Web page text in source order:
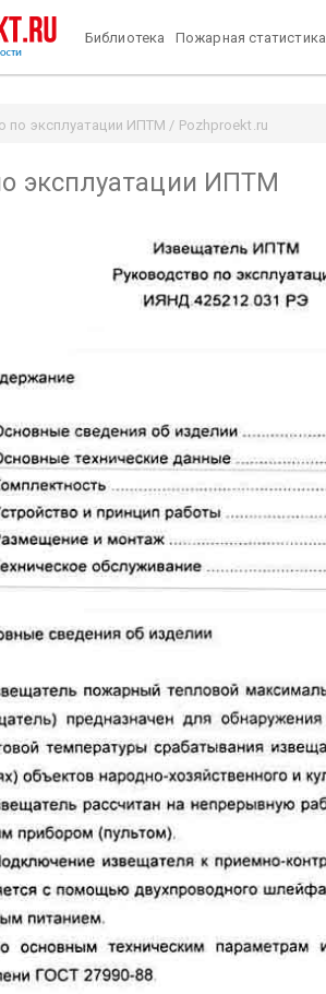
Библиотека Пожарная статистика
по эксплуатации ИПТМ / Pozhproekt.ru
эксплуатации ИПТМ